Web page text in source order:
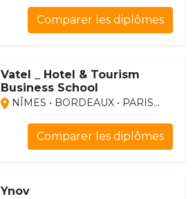
Comparer les diplômes
Vatel _ Hotel & Tourism
Business School
NÎMES • BORDEAUX • PARIS...
Comparer les diplômes
Ynov